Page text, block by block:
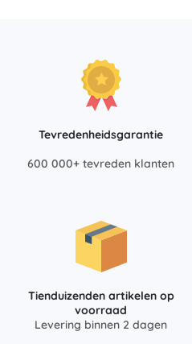
Tevredenheidsgarantie
600 000+ tevreden klanten
Tienduizenden artikelen op
voorraad
Levering binnen 2 dagen